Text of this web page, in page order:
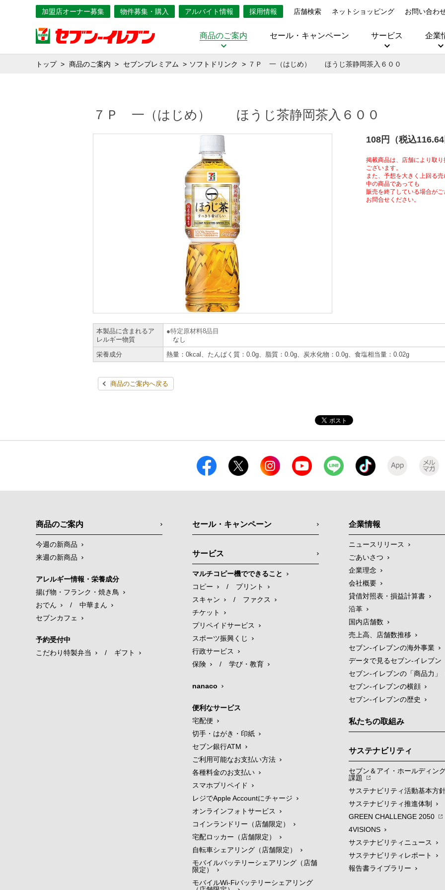
加盟店オーナー募集 物件募集・購入 アルバイト情報 採用情報 店舗検索 ネットショッピング お問い合わ
商品のご案内 セール・キャンペーン サービス 企業
トップ 商品のご案内 セブンプレミアム ソフトドリンク ７Ｐ 一（はじめ） ほうじ茶静岡茶入６００
７Ｐ 一（はじめ） ほうじ茶静岡茶入６００
108円（税込116.64
掲載商品は、店舗により取
ございます。
また、予想を大きく上回る
中の商品であっても
販売を終了している場合が
お問合せください。
本製品に含まれるア
レルギー物質
特定原材料8品目
なし
栄養成分
熱量：0kcal、たんぱく質：0.0g、脂質：0.0g、炭水化物：0.0g、食塩相当量：0.02g
商品のご案内へ戻る
商品のご案内
今週の新商品
来週の新商品
アレルギー情報・栄養成分
揚げ物・フランク・焼き鳥
おでん
/
中華まん
セブンカフェ
予約受付中
こだわり特製弁当
/ ギフト
セール・キャンペーン
サービス
マルチコピー機でできること
コピー
/
プリント
スキャン
/
ファクス
チケット
プリペイドサービス
スポーツ振興くじ
行政サービス
保険
/ 学び・教育
nanaco
便利なサービス
宅配便
切手・はがき・印紙
セブン銀行ATM
ご利用可能なお支払い方法
各種料金のお支払い
スマホプリペイド
レジでApple Accountにチャージ
オンラインフォトサービス
コインランドリー（店舗限定）
宅配ロッカー（店舗限定）
自転車シェアリング（店舗限定）
モバイルバッテリーシェアリング（店舗
限定）
モバイルWi-Fiバッテリーシェアリング
企業情報
ニュースリリース
ごあいさつ
企業理念
会社概要
貸借対照表・損益計算書
沿革
国内店舗数
売上高、店舗数推移
セブン‐イレブンの海外事業
データで見るセブン‐イレブン
セブン‐イレブンの「商品力」
セブン-イレブンの横顔
セブン-イレブンの歴史
私たちの取組み
サステナビリティ
セブン＆アイ・ホールディン
課題
サステナビリティ活動基本方
サステナビリティ推進体制
GREEN CHALLENGE 2050
4VISIONS
サステナビリティニュース
サステナビリティレポート
報告書ライブラリー